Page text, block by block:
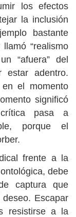
los efectos
la inclusión
bastante
“realismo
“afuera” del
estar adentro.
el momento
significó
pasa a
porque el
frente a la
debe
captura que
Escapar
resistirse a la